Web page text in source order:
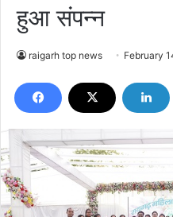
हुआ संपन्न
raigarh top news February